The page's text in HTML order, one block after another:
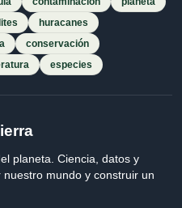
huracanes
conservación
especies
planeta. Ciencia, datos y
mundo y construir un